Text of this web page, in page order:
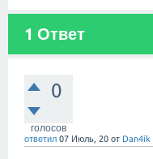
1 Ответ
0
голосов
ответил 07 Июль, 20 от Dan4ik